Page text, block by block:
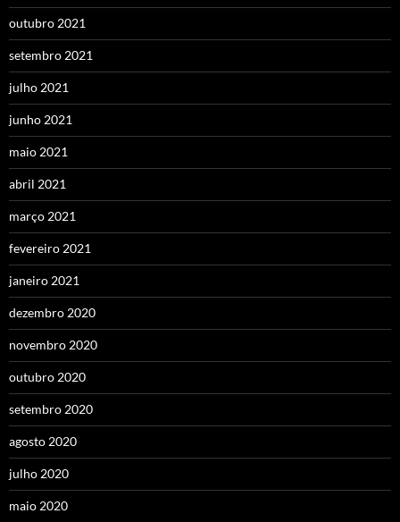
outubro 2021
setembro 2021
julho 2021
junho 2021
maio 2021
abril 2021
março 2021
fevereiro 2021
janeiro 2021
dezembro 2020
novembro 2020
outubro 2020
setembro 2020
agosto 2020
julho 2020
maio 2020